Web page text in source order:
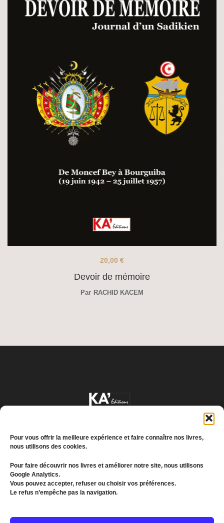
Pour vous offrir la meilleure expérience et faire connaître nos livres,
nous utilisons des cookies.
Pour faire découvrir nos livres et améliorer notre site, nous utilisons
Google Analytics.
Vous pouvez accepter, refuser ou choisir vos préférences.
Le refus n’empêche pas la navigation.
Devoir de mémoire
20,00 €
Par RACHID KACEM
Conditions générales de vente
Politique de confidentialité